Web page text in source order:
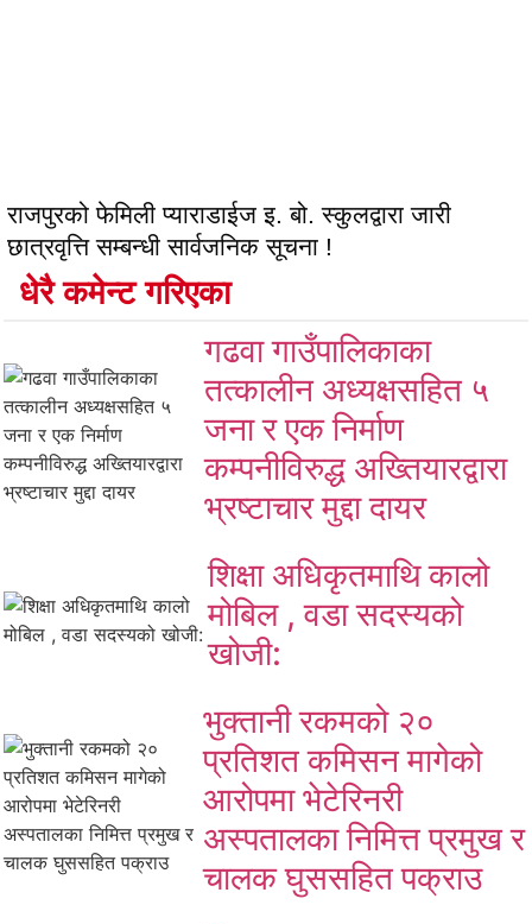
राजपुरको फेमिली प्याराडाईज इ. बो. स्कुलद्वारा जारी
छात्रवृत्ति सम्बन्धी सार्वजनिक सूचना !
धेरै कमेन्ट गरिएका
गढवा गाउँपालिकाका
तत्कालीन अध्यक्षसहित ५
जना र एक निर्माण
कम्पनीविरुद्ध अख्तियारद्वारा
भ्रष्टाचार मुद्दा दायर
शिक्षा अधिकृतमाथि कालो
मोबिल , वडा सदस्यको
खोजी:
भुक्तानी रकमको २०
प्रतिशत कमिसन मागेको
आरोपमा भेटेरिनरी
अस्पतालका निमित्त प्रमुख र
चालक घुससहित पक्राउ